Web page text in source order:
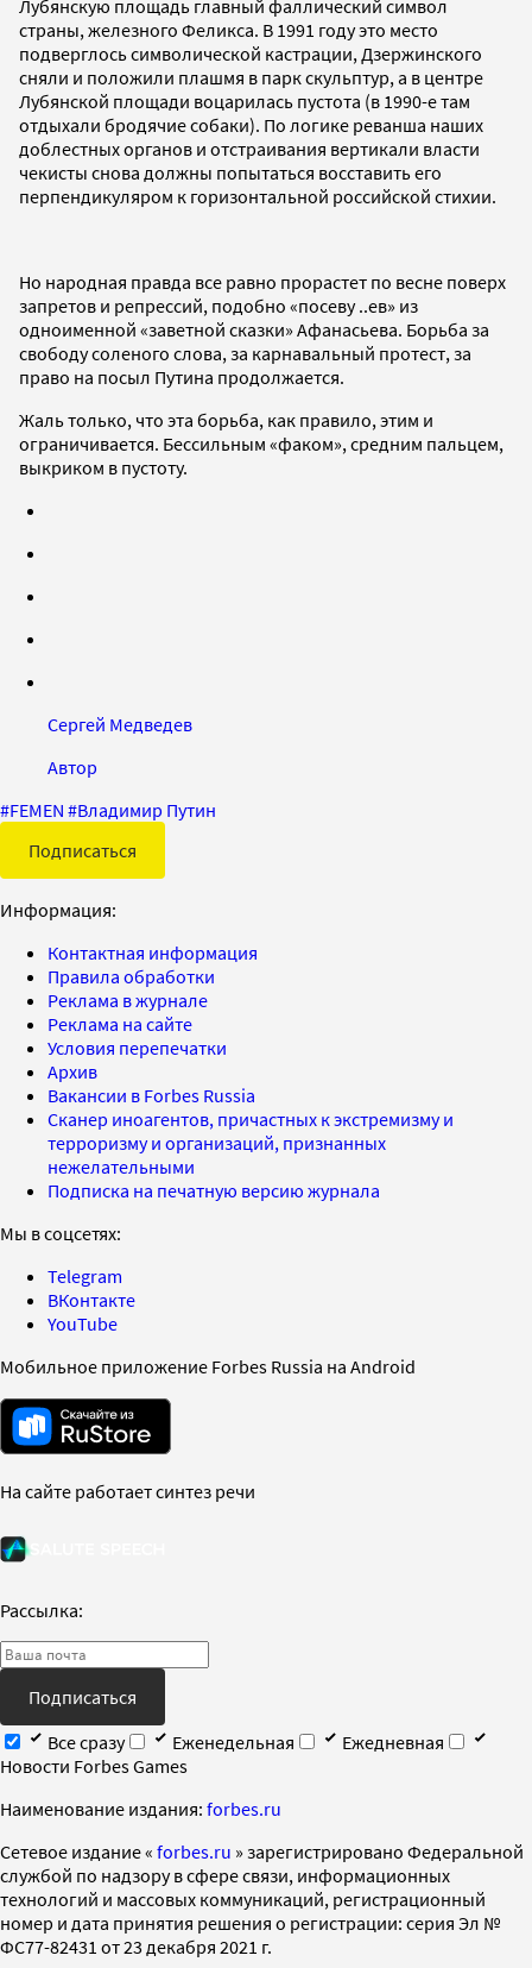
Лубянскую площадь главный фаллический символ
страны, железного Феликса. В 1991 году это место
подверглось символической кастрации, Дзержинского
сняли и положили плашмя в парк скульптур, а в центре
Лубянской площади воцарилась пустота (в 1990-е там
отдыхали бродячие собаки). По логике реванша наших
доблестных органов и отстраивания вертикали власти
чекисты снова должны попытаться восставить его
перпендикуляром к горизонтальной российской стихии.
Но народная правда все равно прорастет по весне поверх
запретов и репрессий, подобно «посеву ..ев» из
одноименной «заветной сказки» Афанасьева. Борьба за
свободу соленого слова, за карнавальный протест, за
право на посыл Путина продолжается.
Жаль только, что эта борьба, как правило, этим и
ограничивается. Бессильным «факом», средним пальцем,
выкриком в пустоту.
Сергей Медведев
Автор
#FEMEN #Владимир Путин
Подписаться
Информация:
Контактная информация
Правила обработки
Реклама в журнале
Реклама на сайте
Условия перепечатки
Архив
Вакансии в Forbes Russia
Сканер иноагентов, причастных к экстремизму и
терроризму и организаций, признанных
нежелательными
Подписка на печатную версию журнала
Мы в соцсетях:
Telegram
ВКонтакте
YouTube
Мобильное приложение Forbes Russia на Android
На сайте работает синтез речи
Рассылка:
Подписаться
Все сразу
Еженедельная
Ежедневная
Новости Forbes Games
Наименование издания: forbes.ru
Cетевое издание « forbes.ru » зарегистрировано Федеральной
службой по надзору в сфере связи, информационных
технологий и массовых коммуникаций, регистрационный
номер и дата принятия решения о регистрации: серия Эл №
ФС77-82431 от 23 декабря 2021 г.